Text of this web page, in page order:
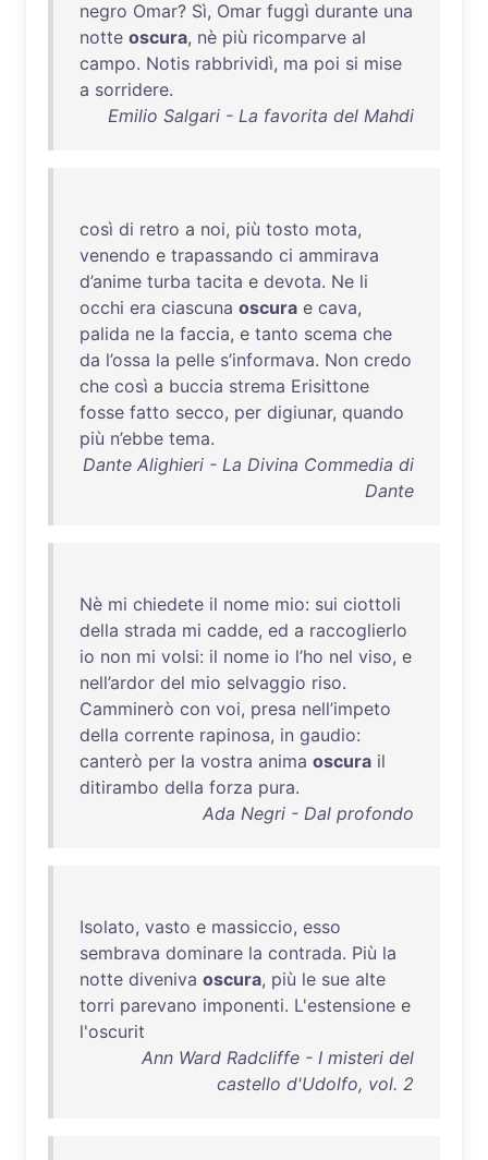
negro Omar? Sì, Omar fuggì durante una
notte oscura, nè più ricomparve al
campo. Notis rabbrividì, ma poi si mise
a sorridere.
Emilio Salgari - La favorita del Mahdi
così di retro a noi, più tosto mota,
venendo e trapassando ci ammirava
d’anime turba tacita e devota. Ne li
occhi era ciascuna oscura e cava,
palida ne la faccia, e tanto scema che
da l’ossa la pelle s’informava. Non credo
che così a buccia strema Erisittone
fosse fatto secco, per digiunar, quando
più n’ebbe tema.
Dante Alighieri - La Divina Commedia di
Dante
Nè mi chiedete il nome mio: sui ciottoli
della strada mi cadde, ed a raccoglierlo
io non mi volsi: il nome io l’ho nel viso, e
nell’ardor del mio selvaggio riso.
Camminerò con voi, presa nell’impeto
della corrente rapinosa, in gaudio:
canterò per la vostra anima oscura il
ditirambo della forza pura.
Ada Negri - Dal profondo
Isolato, vasto e massiccio, esso
sembrava dominare la contrada. Più la
notte diveniva oscura, più le sue alte
torri parevano imponenti. L'estensione e
l'oscurit
Ann Ward Radcliffe - I misteri del
castello d'Udolfo, vol. 2